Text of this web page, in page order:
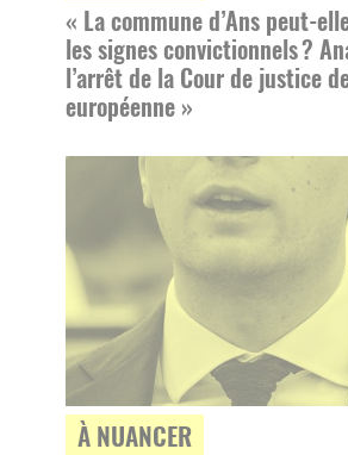
« La commune d’Ans peut-
les signes convictionnels ?
l’arrêt de la Cour de justice
européenne »
À NUANCER